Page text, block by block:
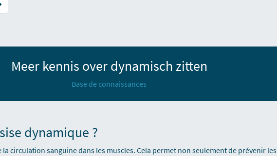
Meer kennis over dynamisch zitten
Base de connaissances
dynamique ?
circulation sanguine dans les muscles. Cela permet non seulement de prévenir les